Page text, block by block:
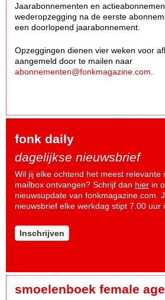
Jaarabonnementen en
wederopzegging na de eerste
een doorlopend jaarabonnement.
Opzeggingen dienen vier weken voor
aangemeld door te mailen naar
abonnementen@fonkmagazine.com
fonk daily
dagelijkse nieuwsbrief
Wil jij elke ochtend het meest relevante
mailbox ontvangen? Schrijf dan hier in
nieuwsupdate van fonkmagazine.com.
nieuwsbrief elke werkdag stipt 7.00 uur
Inschrijven
smoelenboek female